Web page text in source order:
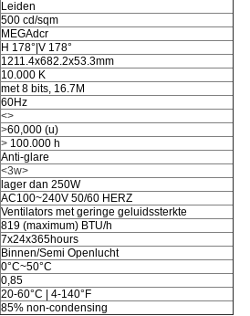
Leiden
500 cd/sqm
MEGAdcr
H 178°|V 178°
1211.4x682.2x53.3mm
10.000 K
met 8 bits, 16.7M
60Hz
<>
>60,000 (u)
> 100.000 h
Anti-glare
<3w>
lager dan 250W
AC100~240V 50/60 HERZ
Ventilators met geringe geluidssterkte
819 (maximum) BTU/h
7x24x365hours
Binnen/Semi Openlucht
0°C~50°C
0,85
20-60°C | 4-140°F
85% non-condensing